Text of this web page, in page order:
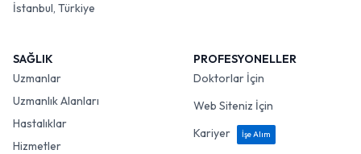
İstanbul, Türkiye
SAĞLIK
Uzmanlar
Uzmanlık Alanları
Hastalıklar
Hizmetler
PROFESYONELLER
Doktorlar İçin
Web Siteniz İçin
Kariyer
İşe Alım